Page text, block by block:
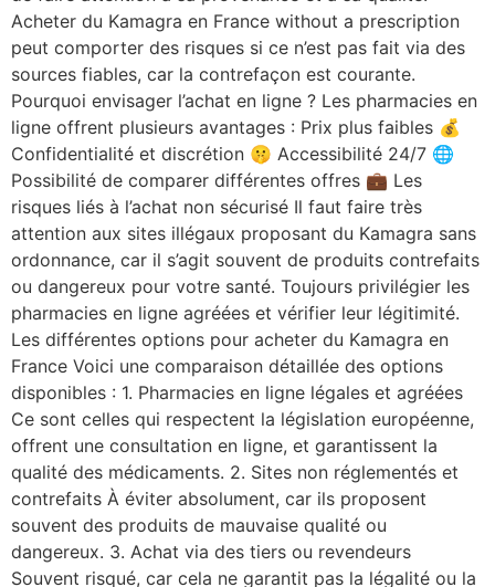
Acheter du Kamagra en France without a prescription
peut comporter des risques si ce n’est pas fait via des
sources fiables, car la contrefaçon est courante.
Pourquoi envisager l’achat en ligne ? Les pharmacies en
ligne offrent plusieurs avantages : Prix plus faibles 💰
Confidentialité et discrétion 🤫 Accessibilité 24/7 🌐
Possibilité de comparer différentes offres 💼 Les
risques liés à l’achat non sécurisé Il faut faire très
attention aux sites illégaux proposant du Kamagra sans
ordonnance, car il s’agit souvent de produits contrefaits
ou dangereux pour votre santé. Toujours privilégier les
pharmacies en ligne agréées et vérifier leur légitimité.
Les différentes options pour acheter du Kamagra en
France Voici une comparaison détaillée des options
disponibles : 1. Pharmacies en ligne légales et agréées
Ce sont celles qui respectent la législation européenne,
offrent une consultation en ligne, et garantissent la
qualité des médicaments. 2. Sites non réglementés et
contrefaits À éviter absolument, car ils proposent
souvent des produits de mauvaise qualité ou
dangereux. 3. Achat via des tiers ou revendeurs
Souvent risqué, car cela ne garantit pas la légalité ou la